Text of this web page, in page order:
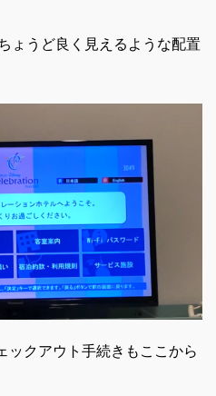
ょうど良く見えるような配置
ックアウト手続きもここから